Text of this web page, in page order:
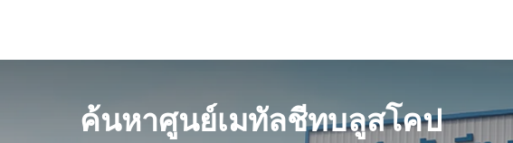
ค้นหาศูนย์เมทัลชีทบลูสโคป